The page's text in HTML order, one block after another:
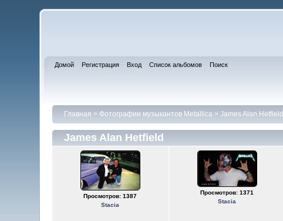
Домой Регистрация Вход Список альбомов Поиск
Главная > Фотографии музыкантов Metallica> James Alan Hetfield
James Alan Hetfield
Просмотров: 1387
Stacia
Просмотров: 1371
Stacia